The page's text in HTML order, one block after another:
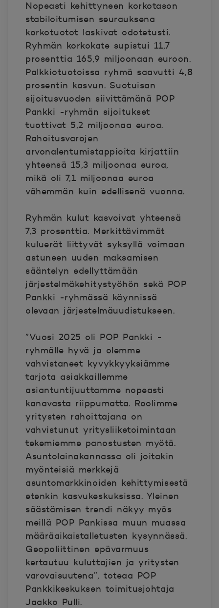
Nopeasti kehittyneen korkotason
stabiloitumisen seurauksena
korkotuotot laskivat odotetusti.
Ryhmän korkokate supistui 11,7
prosenttia 165,9 miljoonaan euroon.
Palkkiotuotoissa ryhmä saavutti 4,8
prosentin kasvun. Suotuisan
sijoitusvuoden siivittämänä POP
Pankki -ryhmän sijoitukset
tuottivat 5,2 miljoonaa euroa.
Rahoitusvarojen
arvonalentumistappioita kirjattiin
yhteensä 15,3 miljoonaa euroa,
mikä oli 7,1 miljoonaa euroa
vähemmän kuin edellisenä vuonna.
Ryhmän kulut kasvoivat yhteensä
7,3 prosenttia. Merkittävimmät
kuluerät liittyvät syksyllä voimaan
astuneen uuden maksamisen
sääntelyn edellyttämään
järjestelmäkehitystyöhön sekä POP
Pankki -ryhmässä käynnissä
olevaan järjestelmäuudistukseen.
”Vuosi 2025 oli POP Pankki -
ryhmälle hyvä ja olemme
vahvistaneet kyvykkyyksiämme
tarjota asiakkaillemme
asiantuntijuuttamme nopeasti
kanavasta riippumatta. Roolimme
yritysten rahoittajana on
vahvistunut yritysliiketoimintaan
tekemiemme panostusten myötä.
Asuntolainakannassa oli joitakin
myönteisiä merkkejä
asuntomarkkinoiden kehittymisestä
etenkin kasvukeskuksissa. Yleinen
säästämisen trendi näkyy myös
meillä POP Pankissa muun muassa
määräaikaistalletusten kysynnässä.
Geopoliittinen epävarmuus
kertautuu kuluttajien ja yritysten
varovaisuutena”, toteaa POP
Pankkikeskuksen toimitusjohtaja
Jaakko Pulli.